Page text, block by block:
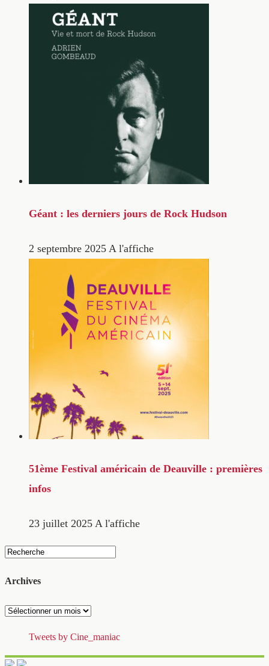
Géant : les derniers jours de Rock Hudson
2 septembre 2025 A l'affiche
51ème Festival américain de Deauville : premières
infos
23 juillet 2025 A l'affiche
Archives
Archives
Tweets by Cine_maniac